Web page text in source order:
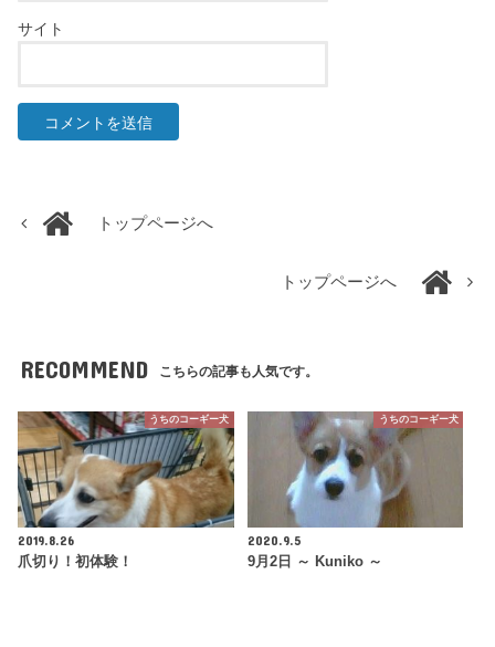
サイト
トップページへ
トップページへ
RECOMMEND こちらの記事も人気です。
うちのコーギー犬
2019.8.26
爪切り！初体験！
うちのコーギー犬
2020.9.5
9月2日 ～ Kuniko ～